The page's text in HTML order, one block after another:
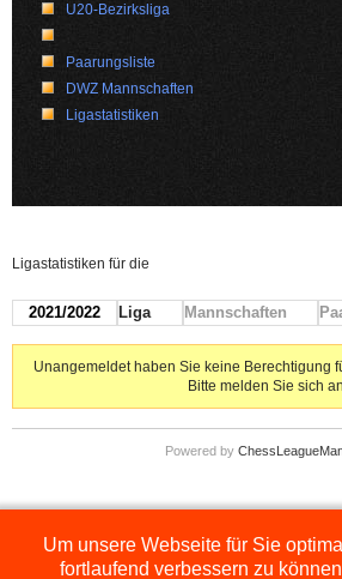
U20-Bezirksliga
Paarungsliste
DWZ Mannschaften
Ligastatistiken
Ligastatistiken für die
2021/2022 Liga Mannschaften
Unangemeldet haben Sie keine Berechtigung
Bitte melden Sie sich
Powered by
Die hier dargestellten Ligen werden extern
Orginal aufhttp://www.schachbezirksauerland.de/
Um unsere Webseite für Sie
fortlaufend verbessern zu